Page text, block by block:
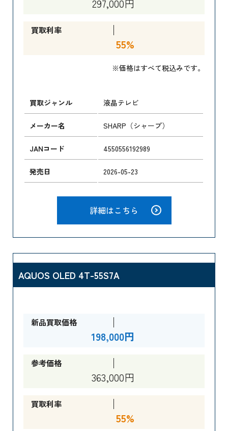
297,000円
買取利率
55%
※価格はすべて税込みです。
買取ジャンル 液晶テレビ
メーカー名 SHARP（シャープ）
JANコード 4550556192989
発売日 2026-05-23
詳細はこちら
AQUOS OLED 4T-55S7A
新品買取価格
198,000円
参考価格
363,000円
買取利率
55%